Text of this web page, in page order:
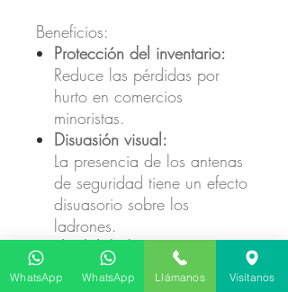
Beneficios:
Protección del inventario:
Reduce las pérdidas por
hurto en comercios
minoristas.
Disuasión visual:
La presencia de los antenas
de seguridad tiene un efecto
disuasorio sobre los
ladrones.
Flexibilidad:
Se adapta a diversos tipos
WhatsApp WhatsApp Llámanos Visítanos